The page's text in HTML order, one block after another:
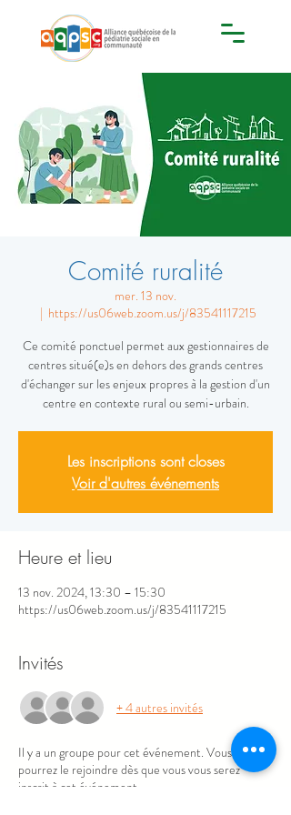
Comité ruralité
mer. 13 nov.
  |
https://us06web.zoom.us/j/83541117215
Ce comité ponctuel permet aux gestionnaires de
centres situé(e)s en dehors des grands centres
d'échanger sur les enjeux propres à la gestion d'un
centre en contexte rural ou semi-urbain.
Les inscriptions sont closes
Voir d'autres événements
Heure et lieu
13 nov. 2024, 13:30 – 15:30
https://us06web.zoom.us/j/83541117215
Invités
+ 4 autres invités
Il y a un groupe pour cet événement. Vous
pourrez le rejoindre dès que vous vous serez
inscrit à cet événement.